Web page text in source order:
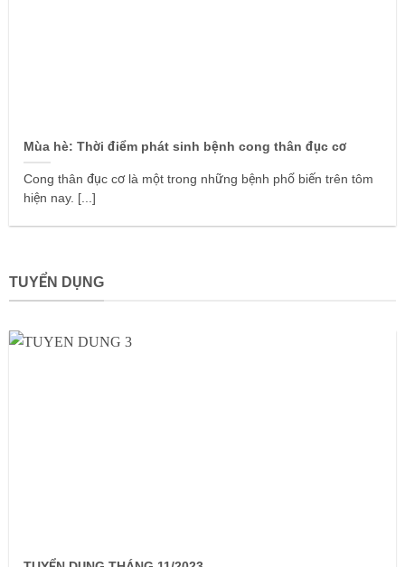
Mùa hè: Thời điểm phát sinh bệnh cong thân đục cơ
Cong thân đục cơ là một trong những bệnh phổ biến trên tôm
hiện nay. [...]
TUYỂN DỤNG